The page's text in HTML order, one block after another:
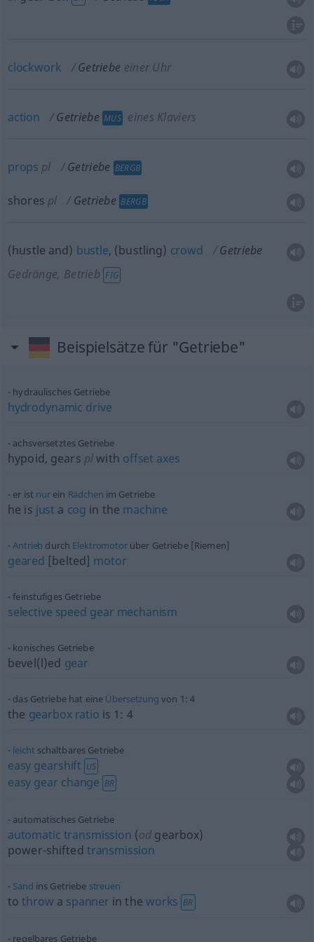
clockwork Getriebe einer Uhr
action Getriebe MUS eines Klaviers
props pl Getriebe BERGB
shores pl Getriebe BERGB
(hustle and) bustle, (bustling) crowd
Getriebe
Gedränge, Betrieb FIG
Beispielsätze für "Getriebe"
hydraulisches Getriebe
hydrodynamic drive
achsversetztes Getriebe
hypoid, gears plwith offset axes
er ist nurein Rädchen im Getriebe
he is just a cog in the machine
Antrieb durch Elektromotorüber Getriebe [Riemen]
geared [belted] motor
feinstufiges Getriebe
selective speed gear mechanism
konisches Getriebe
bevel(l)ed gear
das Getriebe hat eine Übersetzung von 1: 4
the gearbox ratio is 1: 4
leicht schaltbares Getriebe
easy gearshift US
easy gear change BR
automatisches Getriebe
automatic transmission (od gearbox)
power-shifted transmission
Sand ins Getriebe streuen
tothrow a spanner in theworks BR
regelbares Getriebe